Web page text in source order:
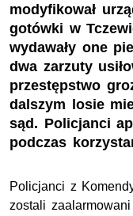
modyfikował
gotówki w
wydawały one
dwa zarzuty
przestępstwo
dalszym losie
sąd. Policjanci
podczas
Policjanci z
zostali